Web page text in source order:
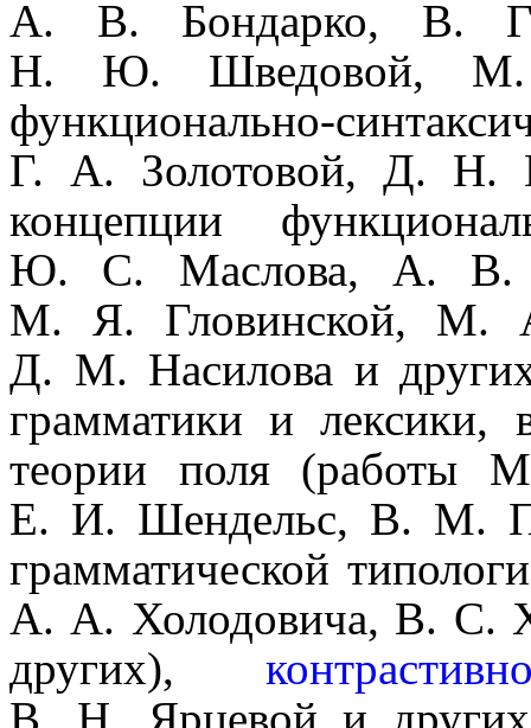
А. В. Бондарко, В.
Н. Ю. Шведовой, М.
функционально-
Г. А. Золотовой, Д. Н.
концепции
Ю. С. Маслова, А. В.
М. Я. Гловинской, М.
Д. М. Насилова и
грамматики и лексики,
теории поля
Е. И. Шендельс, В. М.
грамматической
А. А. Холодовича, В. С.
других),